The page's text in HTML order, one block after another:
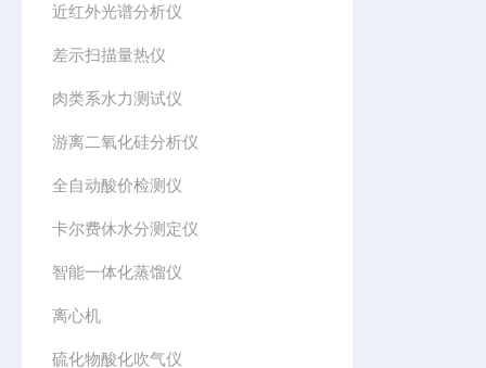
近红外光谱分析仪
差示扫描量热仪
肉类系水力测试仪
游离二氧化硅分析仪
全自动酸价检测仪
卡尔费休水分测定仪
智能一体化蒸馏仪
离心机
硫化物酸化吹气仪